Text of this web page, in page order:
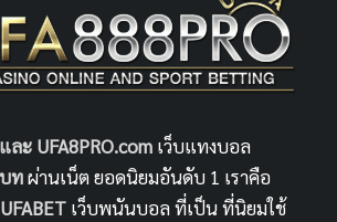
ละ UFA8PRO.com เว็บแทงบอล
ทผ่านเน็ต ยอดนิยมอันดับ 1 เราคือ
UFABET เว็บพนันบอล ที่เป็น ที่นิยมใช้